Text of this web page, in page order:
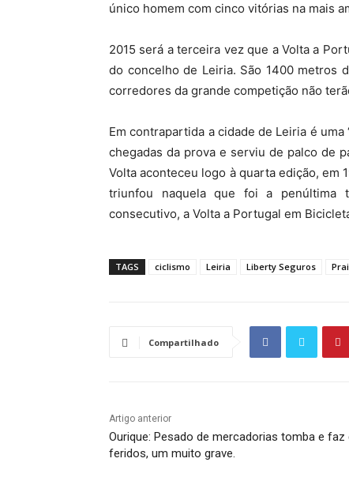
único homem com cinco vitórias na mais
2015 será a terceira vez que a Volta a
do concelho de Leiria. São 1400 metros
corredores da grande competição não
Em contrapartida a cidade de Leiria é
chegadas da prova e serviu de palco de
Volta aconteceu logo à quarta edição,
triunfou naquela que foi a penúltima
consecutivo, a Volta a Portugal em
TAGS ciclismo Leiria Liberty Seguros
Compartilhado
Artigo anterior
Ourique: Pesado de mercadorias tomba e faz
feridos, um muito grave.